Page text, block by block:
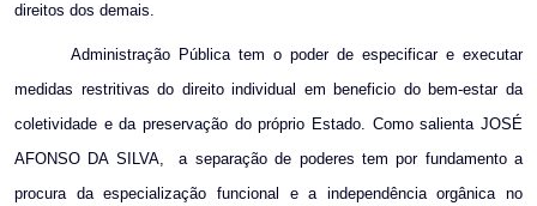
direitos dos demais.
Administração Pública tem o poder de especificar e executar
medidas restritivas do direito individual em beneficio do bem-estar da
coletividade e da preservação do próprio Estado. Como salienta JOSÉ
AFONSO DA SILVA,
a separação de poderes tem por fundamento a
procura da especialização funcional e a independência orgânica no